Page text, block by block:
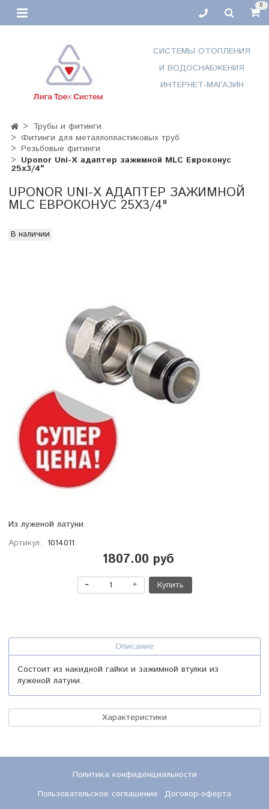
0
СИСТЕМЫ ОТОПЛЕНИЯ
И ВОДОСНАБЖЕНИЯ
ИНТЕРНЕТ-МАГАЗИН
Трубы и фитинги
Фитинги для металлопластиковых труб
Резьбовые фитинги
Uponor Uni-Х адаптер зажимной MLC Евроконус
25х3/4"
UPONOR UNI-Х АДАПТЕР ЗАЖИМНОЙ
MLC ЕВРОКОНУС 25Х3/4"
В наличии
Из луженой латуни.
Артикул: 1014011
1807.00 руб
Купить
Описание
Состоит из накидной гайки и зажимной втулки из
луженой латуни.
Характеристики
Политика конфиденциальности
Пользовательское соглашение
Договор-оферта